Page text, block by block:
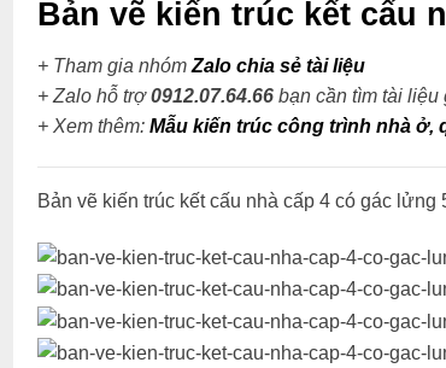
Bản vẽ kiến trúc kết cấu
+ Tham gia nhóm Zalo chia sẻ tài liệu
+ Zalo hỗ trợ0912.07.64.66bạn cần tìm tài liệu
+ Xem thêm: Mẫu kiến trúc công trình nhà ở,
Bản vẽ kiến trúc kết cấu nhà cấp 4 có gác